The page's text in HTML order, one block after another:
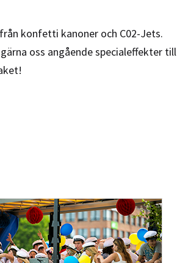
konfetti kanoner och C02-Jets.
oss angående specialeffekter till